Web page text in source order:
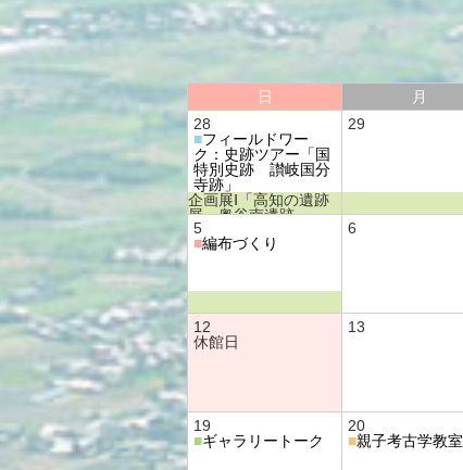
日 月
28
■フィールドワー
ク：史跡ツアー「国
特別史跡 讃岐国分
寺跡」
企画展Ⅰ「高知の遺跡
展―奥谷南遺跡―」
29
5
■編布づくり
6
12
休館日
13
19
■ギャラリートーク
20
■親子考古学教室